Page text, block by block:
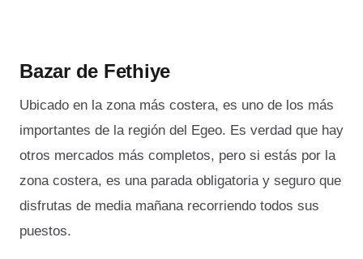
Bazar de Fethiye
Ubicado en la zona más costera, es uno de los más
importantes de la región del Egeo. Es verdad que hay
otros mercados más completos, pero si estás por la
zona costera, es una parada obligatoria y seguro que
disfrutas de media mañana recorriendo todos sus
puestos.